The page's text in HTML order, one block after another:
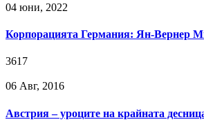
04 юни, 2022
Корпорацията Германия: Ян-Вернер
3617
06 Авг, 2016
Австрия – уроците на крайната